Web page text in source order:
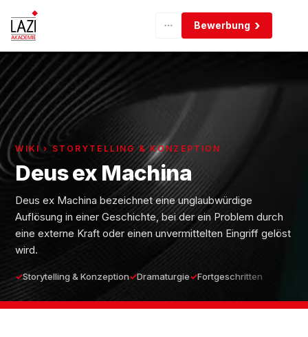
Bewerbung
WIKI › STORYTELLING & KONZEPTION
Deus ex Machina
Deus ex Machina bezeichnet eine unglaubwürdige
Auflösung in einer Geschichte, bei der ein Problem durch
eine externe Kraft oder einen unvermittelten Eingriff gelöst
wird.
Storytelling & Konzeption Dramaturgie Fortgeschritten